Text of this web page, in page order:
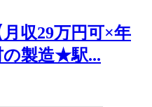
月収29万円可×年
の製造★駅...